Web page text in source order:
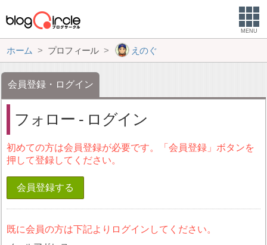
MENU
ホーム プロフィール えのぐ
会員登録・ログイン
フォロー - ログイン
初めての方は会員登録が必要です。「会員登録」ボタンを
押して登録してください。
会員登録する
既に会員の方は下記よりログインしてください。